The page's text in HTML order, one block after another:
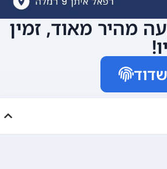
24/7! זמן הגעה מהיר מאוד, זמין